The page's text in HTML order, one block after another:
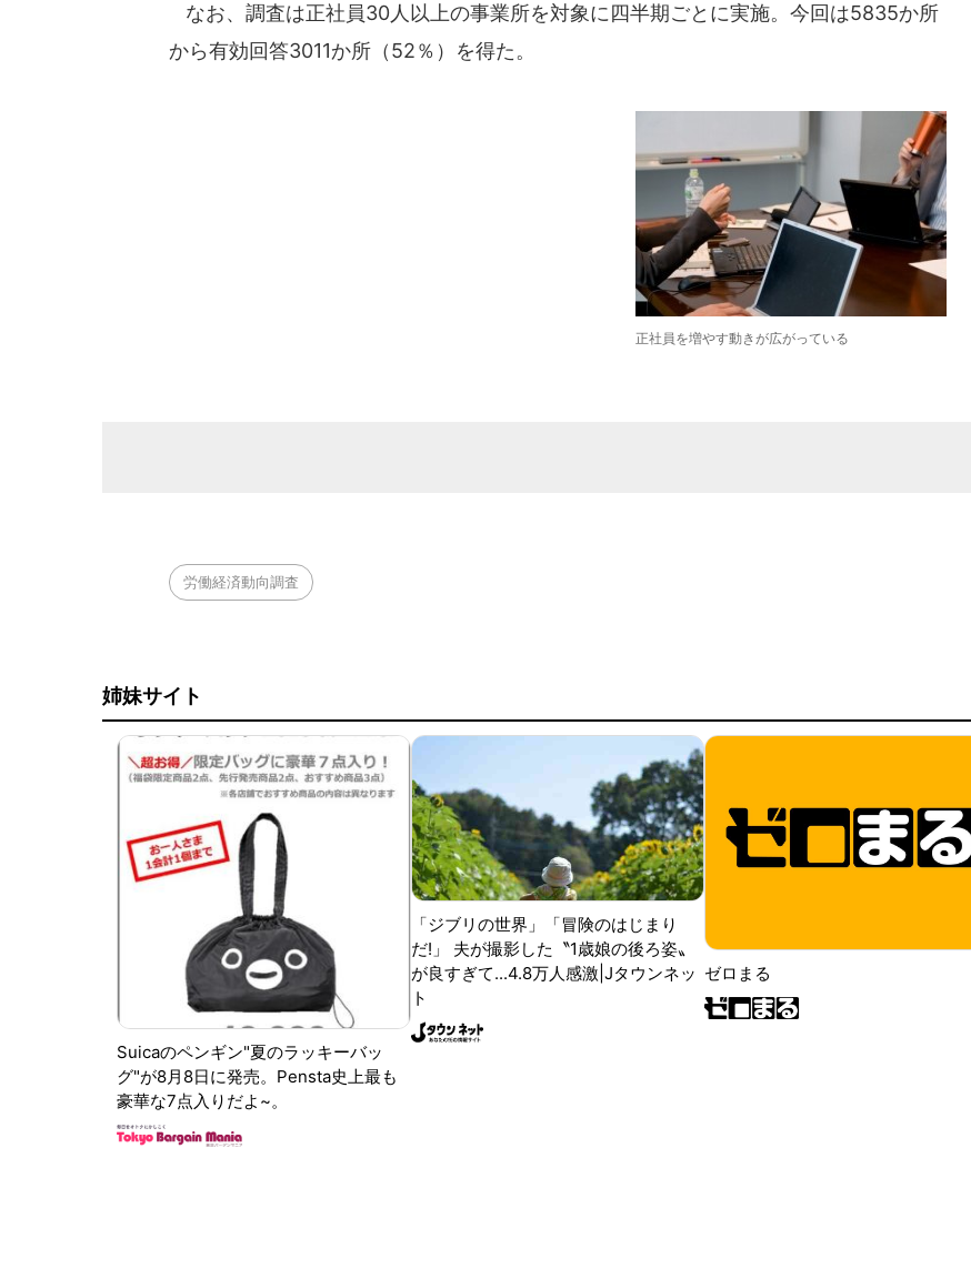
なお、調査は正社員30人以上の事業所を対象に四半期ごとに実施。今回は5835か所
から有効回答3011か所（52％）を得た。
正社員を増やす動きが広がっている
労働経済動向調査
姉妹サイト
Suicaのペンギン"夏のラッキーバッ
グ"が8月8日に発売。Pensta史上最も
豪華な7点入りだよ~。
「ジブリの世界」「冒険のはじまり
だ!」 夫が撮影した〝1歳娘の後ろ姿〟
が良すぎて...4.8万人感激|Jタウンネッ
ト
ゼロまる